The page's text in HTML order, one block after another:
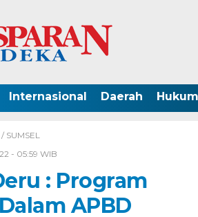
Internasional Daerah
/ SUMSEL
- 05:59 WIB
: Program
APBD